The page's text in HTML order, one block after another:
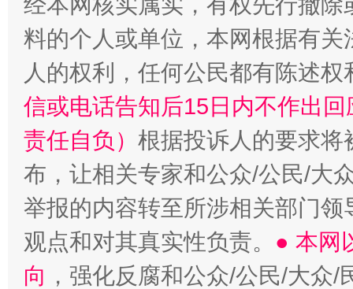
料的个人或单位，本网根据有
人的权利，任何公民都有陈述
信或电话告知后15日内不作出
责任自负） 根据投诉人的要求将
布，让相关专家和公众/公民/大
举报的内容转至所涉相关部门
观点和对其真实性负责。 ● 本网
向 ，强化反腐和公众/公民/大众